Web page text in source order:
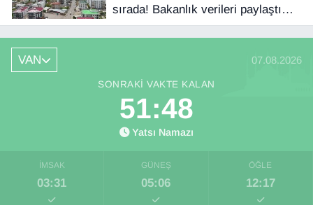
sırada! Bakanlık verileri paylaştı…
VAN 07.08.2026
SONRAKI VAKTE KALAN
51:48
Yatsı Namazı
İMSAK
03:31
GÜNEŞ
05:06
ÖĞLE
12:17